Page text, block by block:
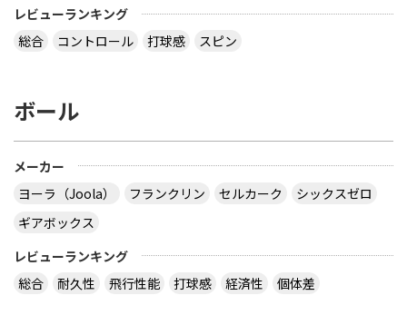
レビューランキング
総合
コントロール 打球感 スピン
ボール
メーカー
ヨーラ（Joola）
フランクリン セルカーク
シックスゼロ
ギアボックス
レビューランキング
総合
耐久性 飛行性能 打球感 経済性 個体差